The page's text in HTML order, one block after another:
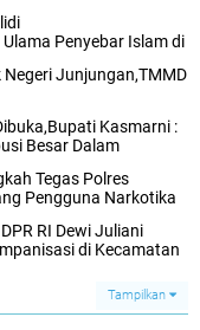
Penyebar Islam di
Junjungan,TMMD
Kasmarni :
Besar Dalam
Tegas Polres
Pengguna Narkotika
RI Dewi Juliani
di Kecamatan
Tampilkan